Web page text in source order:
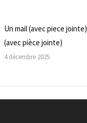
Un mail (avec piece
(avec pièce jointe)
4 décembre 2025